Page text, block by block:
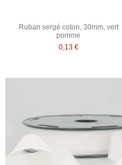
Ruban sergé coton, 30mm, vert
pomme
0,13 €